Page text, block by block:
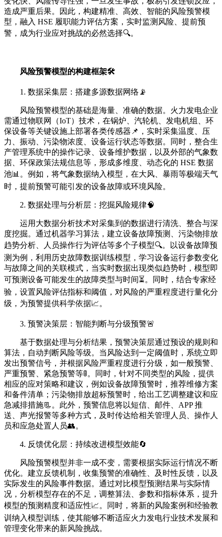
造成严重后果。因此，构建精准、高效、智能的风险预警模
型，融入 HSE 履职能力评估方案，实时监测风险、提前预
警，成为行业应对挑战的必然选择🔍。
风险预警模型的构建框架🛠️
1. 数据采集层：搭建多源数据网络📡
风险预警模型的基础是海量、准确的数据。火力发电企业
需通过物联网（IoT）技术，在锅炉、汽轮机、发电机组、环
保设备等关键设施上部署各类传感器📌，实时采集温度、压
力、振动、污染物浓度、设备运行状态等数据。同时，整合生
产管理系统中的操作记录、设备维护数据，以及外部的气象数
据、环保政策法规信息等，形成多维度、动态化的 HSE 数据
池📊。例如，将气象数据纳入模型，在大风、暴雨等极端天气
时，提前预警可能引发的设备故障或环境风险。
2. 数据处理与分析层：挖掘风险规律🧠
运用大数据分析技术对采集到的数据进行清洗、整合与深
度挖掘。通过机器学习算法，建立设备故障预测、污染物排放
趋势分析、人员操作行为评估等多个子模型🔍。以设备故障预
测为例，利用历史故障数据训练模型，学习设备运行参数变化
与故障之间的关联模式，当实时数据出现类似趋势时，模型即
可预测设备可能发生的故障类型与时间⏳。同时，结合专家经
验，设置风险评估指标和阈值，对风险的严重程度进行量化分
级，为预警提供科学依据📈。
3. 预警决策层：智能判断与分级预警🚨
基于数据处理与分析结果，预警决策层通过预设的规则和
算法，自动判断风险等级。当风险达到一定阈值时，系统立即
发出预警信号，并根据风险严重程度进行分级，如一般预警、
严重预警、紧急预警等🚦。同时，针对不同类型的风险，提供
相应的应对策略和建议，例如设备故障预警时，推荐维修方案
和备件清单；污染物排放超标预警时，给出工艺调整建议和应
急减排措施📃。此外，预警信息将以短信、邮件、APP 推
送、声光报警等多种方式，及时传达给相关管理人员、操作人
员和应急处置人员👥。
4. 反馈优化层：持续改进模型效能🔄
风险预警模型并非一成不变，需要根据实际运行情况不断
优化。建立反馈机制，收集预警的准确性、及时性反馈，以及
实际发生的风险事件数据。通过对比模型预测结果与实际情
况，分析模型存在的不足，调整算法、参数和指标体系，提升
模型的预测精度和适应性📈。同时，将新的风险案例和经验教
训纳入模型训练，使其能够不断适应火力发电行业技术发展和
管理变化带来的新风险挑战。